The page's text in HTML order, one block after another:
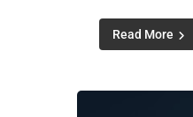
Read More